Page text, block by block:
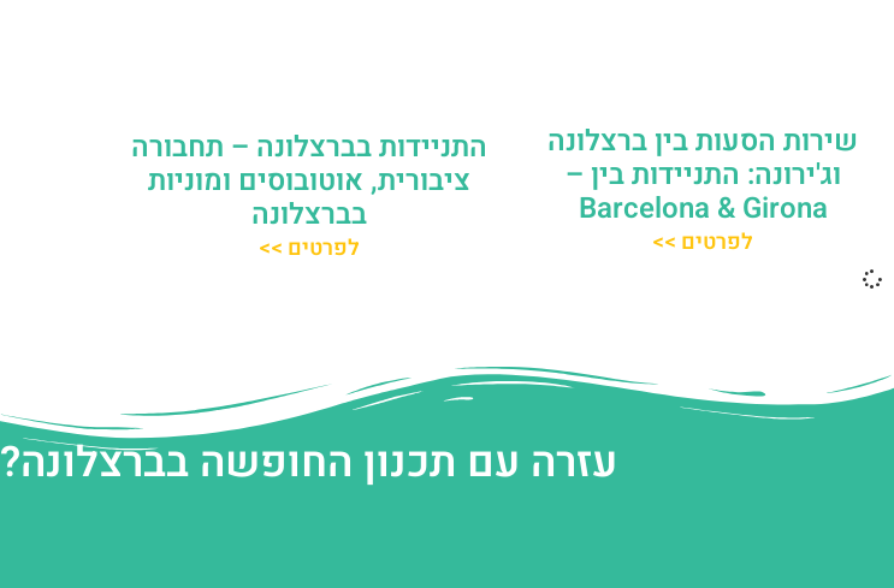
שירות הסעות בין ברצלונה
וג'ירונה: התניידות בין –
Barcelona & Girona
לפרטים >>
התניידות בברצלונה – תחבורה
ציבורית, אוטובוסים ומוניות
בברצלונה
לפרטים >>
עזרה עם תכנון החופשה בברצלונה?